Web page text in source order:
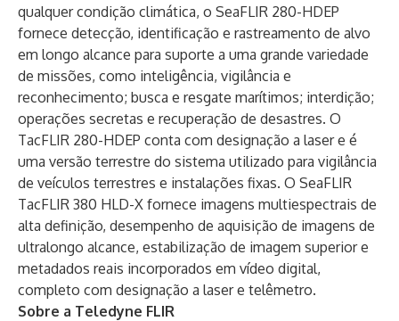
qualquer condição climática, o SeaFLIR 280-HDEP
fornece detecção, identificação e rastreamento de alvo
em longo alcance para suporte a uma grande variedade
de missões, como inteligência, vigilância e
reconhecimento; busca e resgate marítimos; interdição;
operações secretas e recuperação de desastres. O
TacFLIR 280-HDEP conta com designação a laser e é
uma versão terrestre do sistema utilizado para vigilância
de veículos terrestres e instalações fixas. O SeaFLIR
TacFLIR 380 HLD-X fornece imagens multiespectrais de
alta definição, desempenho de aquisição de imagens de
ultralongo alcance, estabilização de imagem superior e
metadados reais incorporados em vídeo digital,
completo com designação a laser e telêmetro.
Sobre a Teledyne FLIR